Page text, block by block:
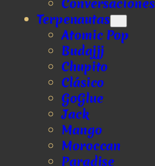
Conversaciones
Terpenautas
Atomic Pop
Budajjj
Chupito
Clásico
GoGlue
Jack
Mango
Moroccan
Paradise